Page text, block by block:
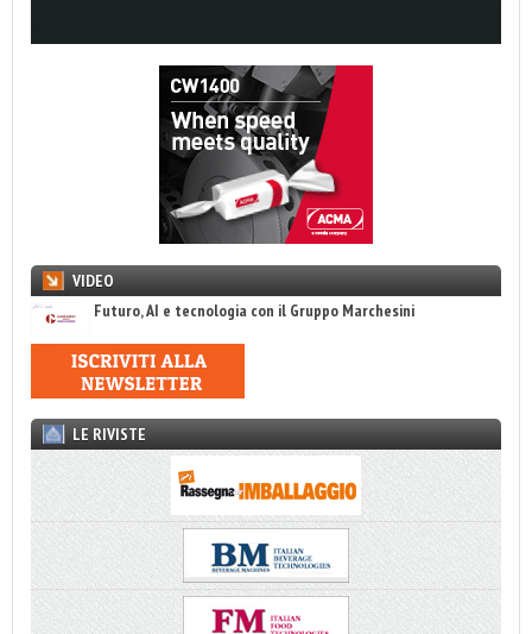
VIDEO
Futuro, AI e tecnologia con il Gruppo Marchesini
LE RIVISTE